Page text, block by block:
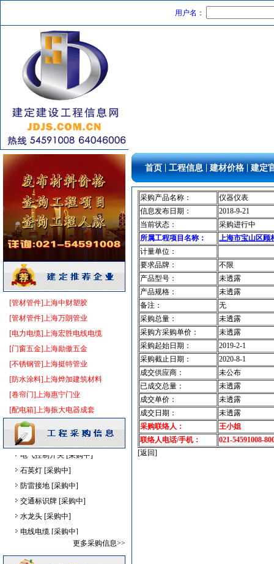
用户名：
[管材管件]上海中财塑胶
[管材管件]上海万朗管业
[电力电缆]上海宏胜电线电缆
[门窗五金]上海励傲五金
[不锈钢管]上海挺特管业
[防水涂料]上海烨加建筑材料
[卷帘门]上海惠宁门业
[配电箱]上海振大电器成套
装饰石材 [采购中]
消防水泵接合器
[采购中]
仪器仪表 [采购中]
[采购中]
通风设备 [采购中]
外墙装饰 [采购中]
仪器仪表电线电缆 [采购中]
管材管件 [采购中]
内外墙装饰材料
抛光耐磨砖 [采购中]
给排水阀门 [采购中]
PVC窗帘 [采购中]
扶手护栏 [采购中]
油漆涂料 [采购中]
书桌家具景观绿化
变频给水设备 [采购中]
电线电缆 [采购中]
电梯 [采购中]
室内装修 [采购中]
管材管件 [采购中]
复合木地板 [采购中]
防火隔热 [采购中]
铝合金系列推拉窗
管材管件 [采购中]
防雷接地 [采购中]
给排水系统 [采购中]
电气控制开关 [采购中]
石英灯 [采购中]
防雷接地 [采购中]
交通标识牌 [采购中]
水龙头 [采购中]
电线电缆 [采购中]
[采购中]
防雷接地 [采购中]
更多采购信息>>
首页 工程信息 建材价格 建定
采购产品名称：
仪器仪表
信息发布日期：
2018-9-21
当前状态：
采购进行中
所属工程项目名称：
上海市宝山区顾
计量单位：
要求品牌：
不限
产品型号：
未透露
产品规格：
未透露
备注：
无
采购总量：
未透露
采购方采购单价：
未透露
采购起始日期：
2019-2-1
采购截止日期：
2020-8-1
成交供应商：
未公布
已成交总量：
未透露
成交单价：
未透露
成交日期：
未透露
采购联络人：
王小姐
联络人电话/手机：
021-54591008-
[返回]